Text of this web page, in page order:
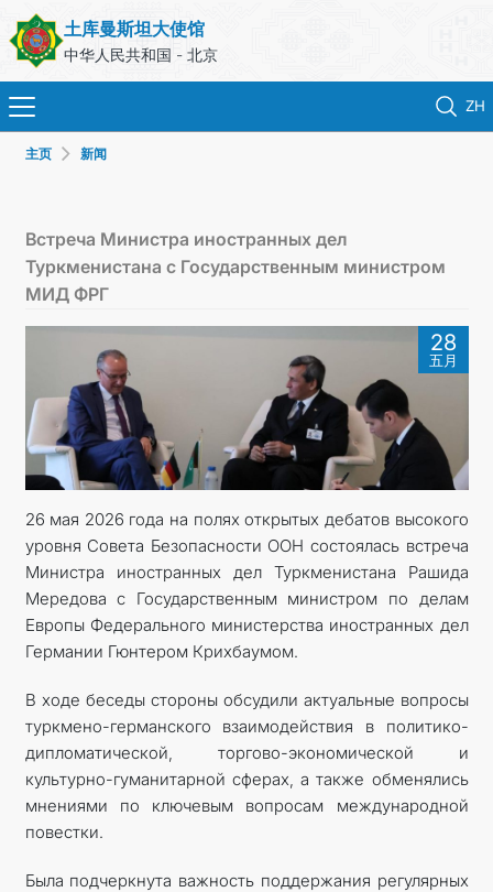
土库曼斯坦大使馆
中华人民共和国 - 北京
ZH
土库曼斯坦
外交部
联系我们
主页 新闻
Встреча Министра иностранных дел
Туркменистана с Государственным министром
МИД ФРГ
28
五月
26 мая 2026 года на полях открытых дебатов высокого
уровня Совета Безопасности ООН состоялась встреча
Министра иностранных дел Туркменистана Рашида
Мередова с Государственным министром по делам
Европы Федерального министерства иностранных дел
Германии Гюнтером Крихбаумом.
В ходе беседы стороны обсудили актуальные вопросы
туркмено-германского взаимодействия в политико-
дипломатической, торгово-экономической и
культурно-гуманитарной сферах, а также обменялись
мнениями по ключевым вопросам международной
повестки.
Была подчеркнута важность поддержания регулярных